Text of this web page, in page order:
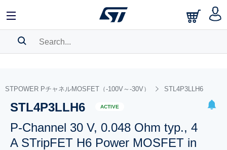
BOOKMARK
Pleaselog in to show your saved searches.
STPOWER PチャネルMOSFET（-100V～-30V） STL4P3LLH6
STL4P3LLH6 ACTIVE
P-Channel 30 V, 0.048 Ohm typ., 4
A STripFET H6 Power MOSFET in